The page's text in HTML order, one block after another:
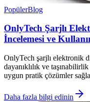
PopülerBlog
OnlyTech Şarjlı
İncelemesi ve
OnlyTech şarjlı elektronik
dayanıklılık ve
uygun pratik çözümler
Daha fazla bilgi edinin